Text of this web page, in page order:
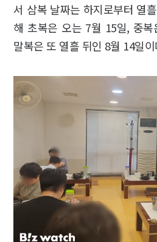
서 삼복 날짜는 하지로부터 열
해 초복은 오는 7월 15일, 중
말복은 또 열흘 뒤인 8월 14일